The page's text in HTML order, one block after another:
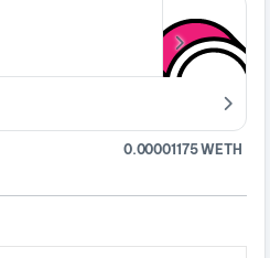
0.00001175 WETH